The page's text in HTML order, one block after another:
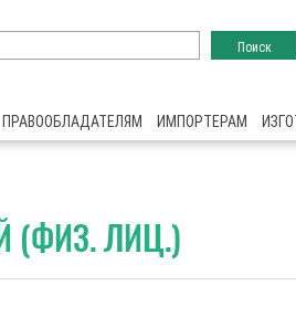
ПРАВООБЛАДАТЕЛЯМ ИМПОРТЕРАМ
(ФИЗ. ЛИЦ.)